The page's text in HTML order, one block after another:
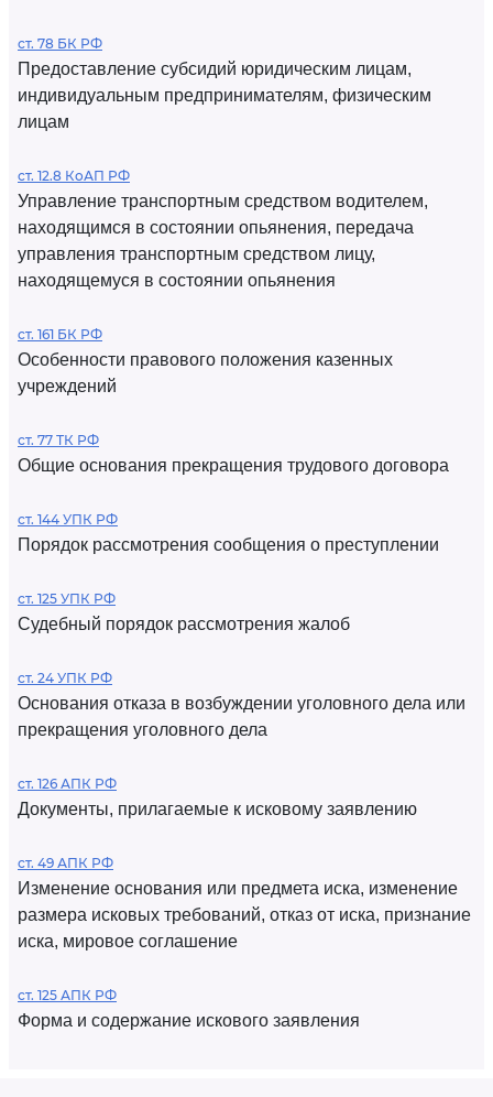
ст. 78 БК РФ
Предоставление субсидий юридическим лицам,
индивидуальным предпринимателям, физическим
лицам
ст. 12.8 КоАП РФ
Управление транспортным средством водителем,
находящимся в состоянии опьянения, передача
управления транспортным средством лицу,
находящемуся в состоянии опьянения
ст. 161 БК РФ
Особенности правового положения казенных
учреждений
ст. 77 ТК РФ
Общие основания прекращения трудового договора
ст. 144 УПК РФ
Порядок рассмотрения сообщения о преступлении
ст. 125 УПК РФ
Судебный порядок рассмотрения жалоб
ст. 24 УПК РФ
Основания отказа в возбуждении уголовного дела или
прекращения уголовного дела
ст. 126 АПК РФ
Документы, прилагаемые к исковому заявлению
ст. 49 АПК РФ
Изменение основания или предмета иска, изменение
размера исковых требований, отказ от иска, признание
иска, мировое соглашение
ст. 125 АПК РФ
Форма и содержание искового заявления